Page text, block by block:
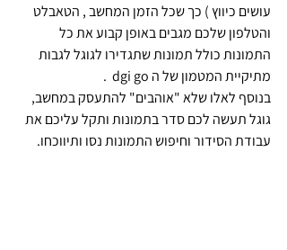
עושים כיווץ ) כך שכל הזמן המחשב , הטאבלט
והטלפון שלכם מגבים באופן קבוע את כל
התמונות כולל תמונות שתגדירו לגוגל לגבות
מתיקיית המטמון של ה dgi go  .
בנוסף לאלו שלא "אוהבים" להתעסק במחשב,
גוגל תעשה לכם סדר בתמונות ותקל עליכם את
עבודת הסידור וחיפוש התמונות נסו ותיווכחו.